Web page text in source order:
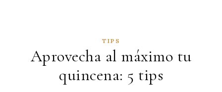
TIPS
Aprovecha al máximo tu
quincena: 5 tips